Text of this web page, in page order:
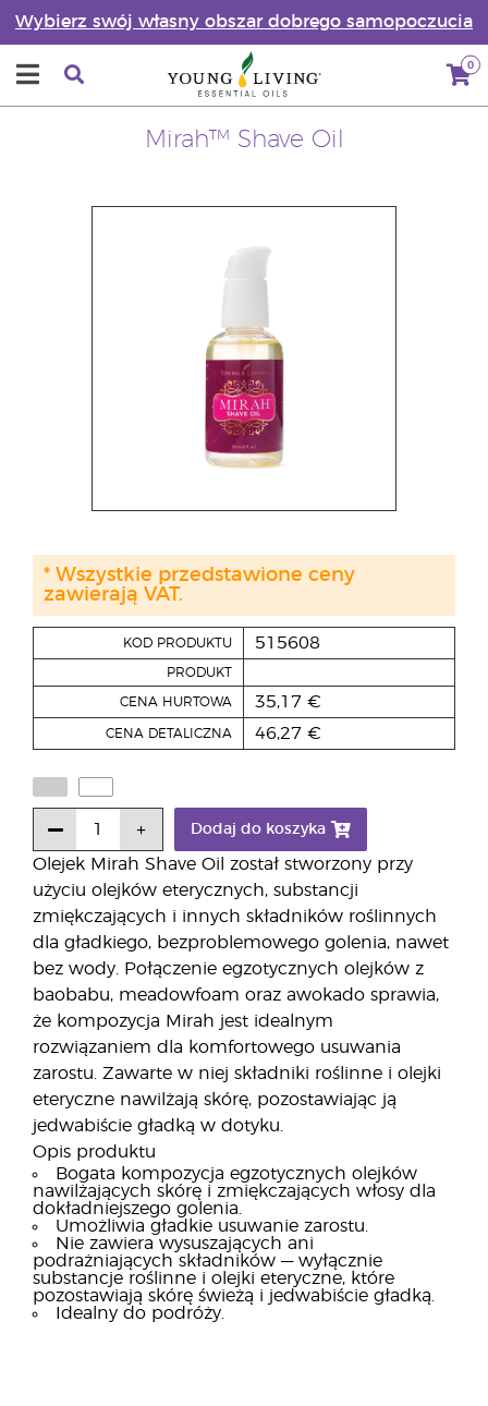
Wybierz swój własny obszar dobrego samopoczucia
0
Mirah™ Shave Oil
Olejek Mirah Shave Oil został stworzony przy
użyciu olejków eterycznych, substancji
zmiękczających i innych składników roślinnych
dla gładkiego, bezproblemowego golenia, nawet
bez wody. Połączenie egzotycznych olejków z
baobabu, meadowfoam oraz awokado sprawia,
że kompozycja Mirah jest idealnym
rozwiązaniem dla komfortowego usuwania
zarostu. Zawarte w niej składniki roślinne i olejki
eteryczne nawilżają skórę, pozostawiając ją
jedwabiście gładką w dotyku.
Opis produktu
Bogata kompozycja egzotycznych olejków
nawilżających skórę i zmiękczających włosy dla
dokładniejszego golenia.
Umożliwia gładkie usuwanie zarostu.
Nie zawiera wysuszających ani
podrażniających składników — wyłącznie
substancje roślinne i olejki eteryczne, które
pozostawiają skórę świeżą i jedwabiście gładką.
Idealny do podróży.
KOD PRODUKTU 515608
PRODUKT
CENA HURTOWA 35,17 €
CENA DETALICZNA 46,27 €
Dodaj do koszyka
* Wszystkie przedstawione ceny
zawierają VAT.